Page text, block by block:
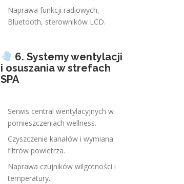
Naprawa funkcji radiowych,
Bluetooth, sterowników LCD.
6. Systemy wentylacji
i osuszania w strefach
SPA
Serwis central wentylacyjnych w
pomieszczeniach wellness.
Czyszczenie kanałów i wymiana
filtrów powietrza.
Naprawa czujników wilgotności i
temperatury.